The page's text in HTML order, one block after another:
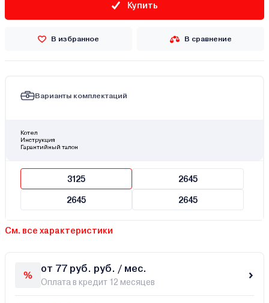
Купить
В избранное В сравнение
Варианты комплектаций
Котел
Инструкция
Гарантийный талон
3125 2645
2645 2645
См. все характеристики
от 77 руб. руб. / мес.
Оплата в кредит 12 месяцев